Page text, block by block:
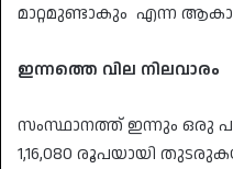
മാറ്റമുണ്ടാകും എന്ന
ഇന്നത്തെ വില നിലവാരം
സംസ്ഥാനത്ത് ഇന്നും ഒരു
1,16,080 രൂപയായി